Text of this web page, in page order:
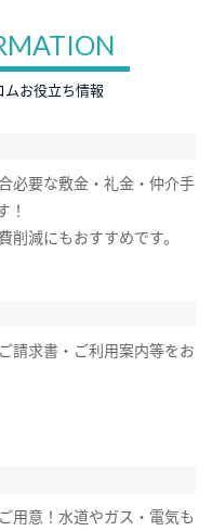
お役立ち情報
必要な敷金・礼金・仲介手
！
削減にもおすすめです。
請求書・ご利用案内等をお
用意！水道やガス・電気も